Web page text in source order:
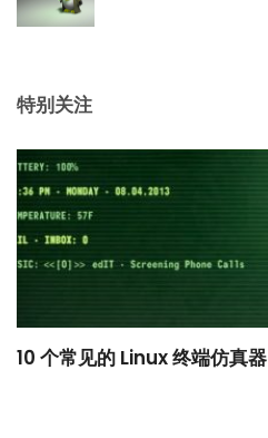
特别关注
10 个常见的 Linux 终端仿真器